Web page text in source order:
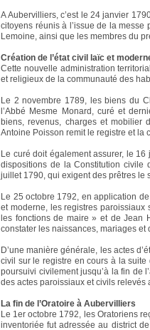
A Aubervilliers, c’est le 24 janvier
citoyens réunis à l’issue de la
Lemoine, ainsi que les membres du
Création de l’état civil laïc et
Cette nouvelle administration
et religieux de la communauté des
Le 2 novembre 1789, les biens du
l’Abbé Mesme Monard, curé et
biens, revenus, charges et mobilier
Antoine Poisson remit le registre et la
Le curé doit également assurer, le
dispositions de la Constitution civile
juillet 1790, qui exigent des prêtres le
Le 25 octobre 1792, en application
et moderne, les registres paroissiaux
les fonctions de maire » et de Jean
constater les naissances, mariages et
D’une manière générale, les actes
civil sur le registre en cours à la
poursuivi civilement jusqu’à la fin de
des actes paroissiaux et civils relevés
La fin de l’Oratoire à Aubervilliers
Le 1er octobre 1792, les Oratoriens
inventoriée fut adressée au district